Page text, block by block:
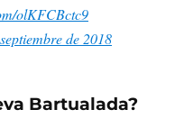
olKFCBctc9
de 2018
Bartualada?